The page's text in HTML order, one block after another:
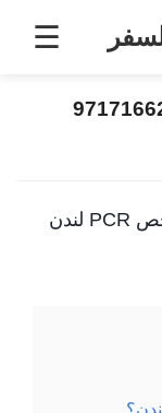
☰
هل أنت مسافر إلى بريطانيا وتريد فحص PCR لندن